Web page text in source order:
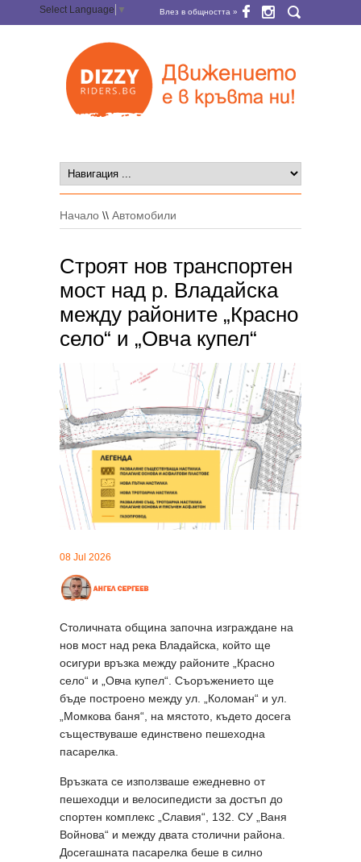
Select Language ▼ Влез в общността »
Начало \\ Автомобили
Строят нов транспортен
мост над р. Владайска
между районите „Красно
село“ и „Овча купел“
08 Jul 2026
Столичната община започна изграждане на
нов мост над река Владайска, който ще
осигури връзка между районите „Красно
село“ и „Овча купел“. Съоръжението ще
бъде построено между ул. „Коломан“ и ул.
„Момкова баня“, на мястото, където досега
съществуваше единствено пешеходна
пасарелка.
Връзката се използваше ежедневно от
пешеходци и велосипедисти за достъп до
спортен комплекс „Славия“, 132. СУ „Ваня
Войнова“ и между двата столични района.
Досегашната пасарелка беше в силно